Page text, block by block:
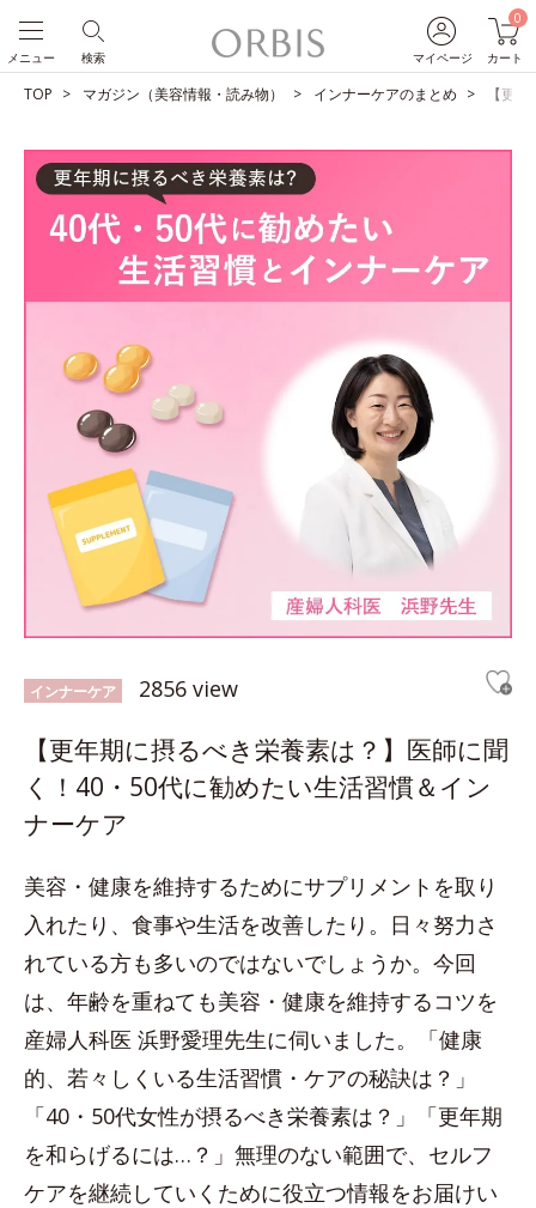
マイページ
0
カート
検索
メニュー
TOP マガジン（美容情報・読み物） インナーケアのまとめ 【更
インナーケア 2856 view
【更年期に摂るべき栄養素は？】医師に聞
く！40・50代に勧めたい生活習慣＆イン
ナーケア
美容・健康を維持するためにサプリメントを取り
入れたり、食事や生活を改善したり。日々努力さ
れている方も多いのではないでしょうか。今回
は、年齢を重ねても美容・健康を維持するコツを
産婦人科医 浜野愛理先生に伺いました。「健康
的、若々しくいる生活習慣・ケアの秘訣は？」
「40・50代女性が摂るべき栄養素は？」「更年期
を和らげるには…？」無理のない範囲で、セルフ
ケアを継続していくために役立つ情報をお届けい